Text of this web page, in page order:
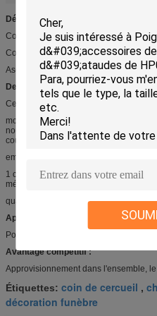
Détail rapide :
Coin C016 réglé de cercueil
Coin et crochets en plastique avec la
Ascenseur maximum 300kg
Description :
Cercueil C016 faisant le coin
montage de poignée
nouveaux matériel de pp ou pp réutilisés
couleur differrent disponible
emballage selon la demande de client
1 coener réglé de l'incloud 4,
métal 2
quantité de minute : 100sets
Applications :
Poignée et décoration en bois ou en
Avantage compétitif :
Approvisionnement dans l'ensemble,
Étiquettes: coin de cercueil ,
décoration funèbre